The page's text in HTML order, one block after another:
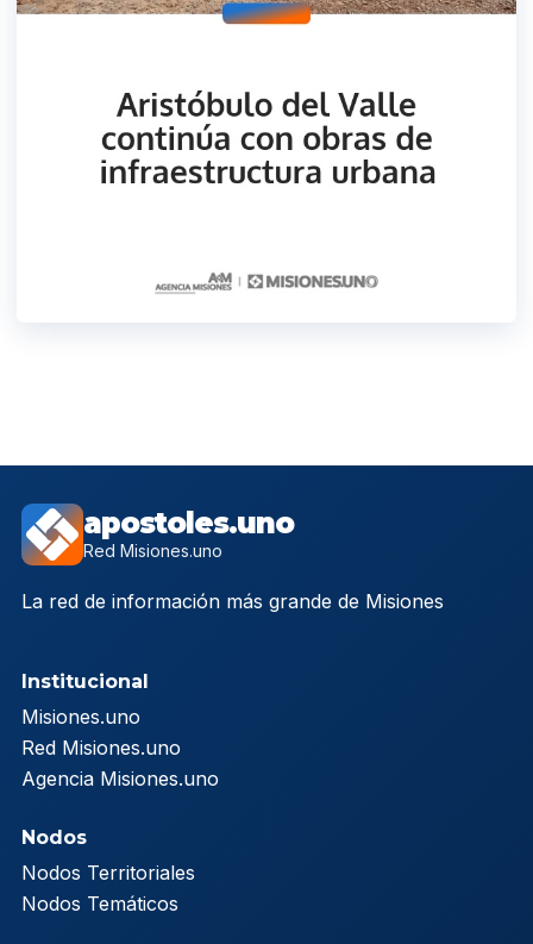
apostoles.uno
Red Misiones.uno
La red de información más grande de Misiones
Institucional
Misiones.uno
Red Misiones.uno
Agencia Misiones.uno
Nodos
Nodos Territoriales
Nodos Temáticos